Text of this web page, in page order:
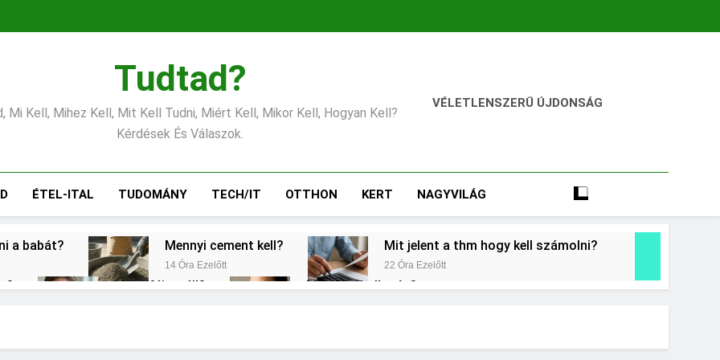
Tudtad?
Mi Kell, Mihez Kell, Mit Kell Tudni, Miért Kell, Mikor Kell, Hogyan Kell?
Kérdések És Válaszok.
VÉLETLENSZERŰ ÚJDONSÁG
ÉTEL-ITAL TUDOMÁNY TECH/IT OTTHON KERT NAGYVILÁG
a babát? Mennyi cement kell?
14 Óra Ezelőtt
Mit jelent a thm hogy kell számolni?
22 Óra Ezelőtt
Miért fáj a váll? Mire jó a kollagén?